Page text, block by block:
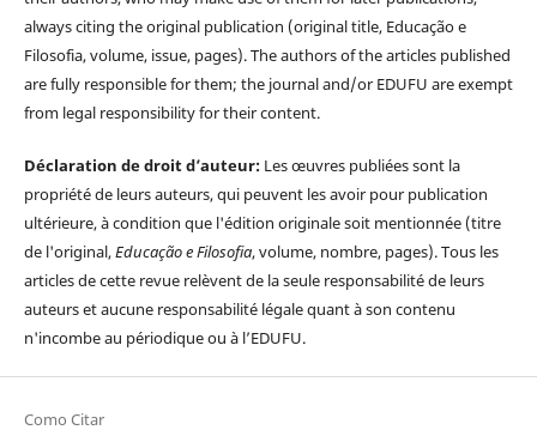
always citing the original publication (original title, Educação e
Filosofia, volume, issue, pages). The authors of the articles published
are fully responsible for them; the journal and/or EDUFU are exempt
from legal responsibility for their content.
Déclaration de droit d’auteur: Les œuvres publiées sont la
propriété de leurs auteurs, qui peuvent les avoir pour publication
ultérieure, à condition que l'édition originale soit mentionnée (titre
de l'original,Educação e Filosofia, volume, nombre, pages). Tous les
articles de cette revue relèvent de la seule responsabilité de leurs
auteurs et aucune responsabilité légale quant à son contenu
n'incombe au périodique ou à l’EDUFU.
Como Citar